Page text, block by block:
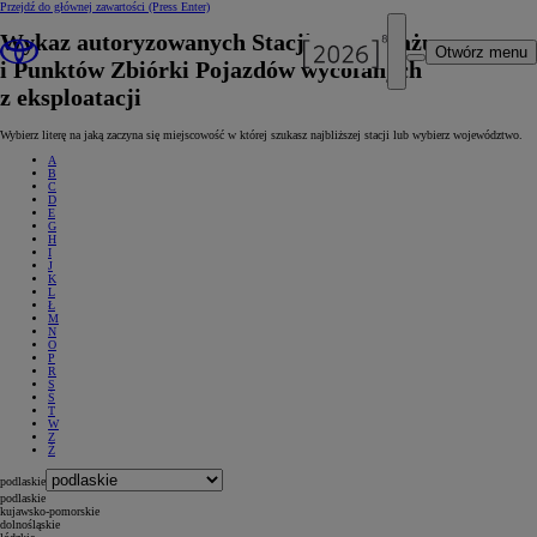
Przejdź do głównej zawartości (Press Enter)
Otwórz menu
Wykaz autoryzowanych Stacji Demontażu
i Punktów Zbiórki Pojazdów wycofanych
z eksploatacji
Wybierz literę na jaką zaczyna się miejscowość w której szukasz najbliższej stacji lub wybierz województwo.
A
B
C
D
E
G
H
I
J
K
L
Ł
M
N
O
P
R
S
Ś
T
W
Z
Ż
podlaskie
podlaskie
kujawsko-pomorskie
dolnośląskie